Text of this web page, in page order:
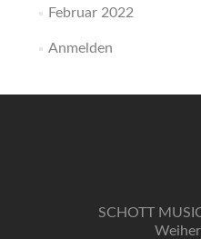
Februar 2022
Anmelden
SCHOTT